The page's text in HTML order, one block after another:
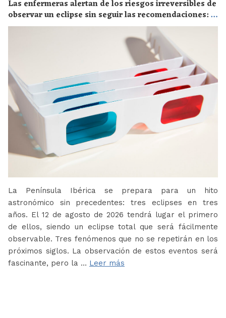
Las enfermeras alertan de los riesgos irreversibles de
observar un eclipse sin seguir las recomendaciones: la
retinopatía solar es el mayor de los peligros
La Península Ibérica se prepara para un hito
astronómico sin precedentes: tres eclipses en tres
años. El 12 de agosto de 2026 tendrá lugar el primero
de ellos, siendo un eclipse total que será fácilmente
observable. Tres fenómenos que no se repetirán en los
próximos siglos. La observación de estos eventos será
fascinante, pero la … Leer más